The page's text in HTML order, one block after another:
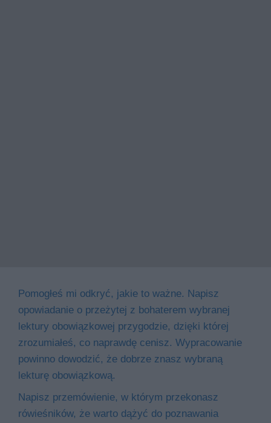
Pomogłeś mi odkryć, jakie to ważne. Napisz
opowiadanie o przeżytej z bohaterem wybranej
lektury obowiązkowej przygodzie, dzięki której
zrozumiałeś, co naprawdę cenisz. Wypracowanie
powinno dowodzić, że dobrze znasz wybraną
lekturę obowiązkową.
Napisz przemówienie, w którym przekonasz
rówieśników, że warto dążyć do poznawania